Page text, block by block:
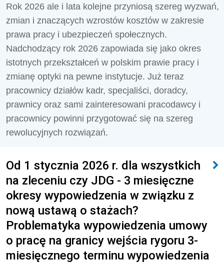
Rok 2026 ale i lata kolejne przyniosą szereg wyzwań,
zmian i znaczących wzrostów kosztów w zakresie
prawa pracy i ubezpieczeń społecznych.
Nadchodzący rok 2026 zapowiada się jako okres
istotnych przekształceń w polskim prawie pracy i
zmianę optyki na pewne instytucje. Już teraz
pracownicy działów kadr, specjaliści, doradcy,
prawnicy oraz sami zainteresowani pracodawcy i
pracownicy powinni przygotować się na szereg
rewolucyjnych rozwiązań.
Od 1 stycznia 2026 r. dla wszystkich
na zleceniu czy JDG - 3 miesięczne
okresy wypowiedzenia w związku z
nową ustawą o stażach?
Problematyka wypowiedzenia umowy
o pracę na granicy wejścia rygoru 3-
miesięcznego terminu wypowiedzenia